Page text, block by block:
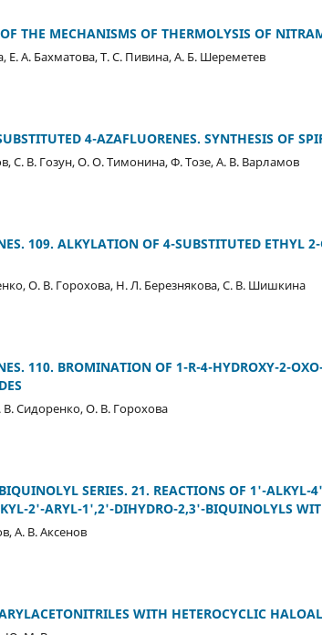
THE MECHANISMS OF THERMOLYSIS OF
Е. А. Бахматова, Т. С. Пивина, А. Б. Шереметев
4-AZAFLUORENES. SYNTHESIS OF
С. В. Гозун, О. О. Тимонина, Ф. Тозе, А. В. Варламов
109. ALKYLATION OF 4-SUBSTITUTED ETHYL
О. В. Горохова, Н. Л. Березнякова, С. В. Шишкина
110. BROMINATION OF 1-R-4-HYDROXY-2-
Сидоренко, О. В. Горохова
SERIES. 21. REACTIONS OF 1'-
2'-ARYL-1',2'-DIHYDRO-2,3'-BIQUINOLYLS
А. В. Аксенов
WITH HETEROCYCLIC